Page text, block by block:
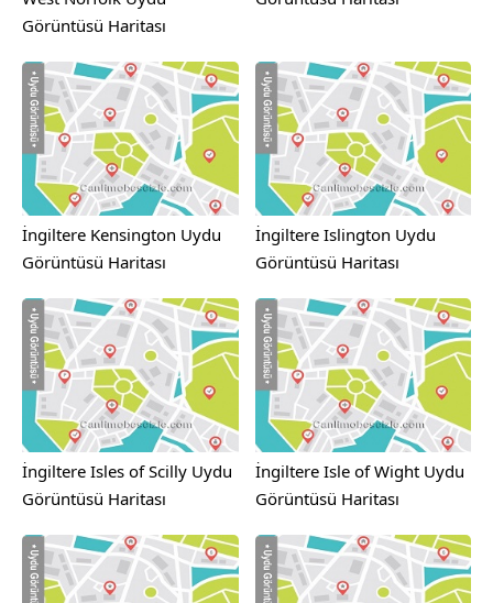
Görüntüsü Haritası
İngiltere Kensington Uydu
Görüntüsü Haritası
İngiltere Islington Uydu
Görüntüsü Haritası
İngiltere Isles of Scilly Uydu
Görüntüsü Haritası
İngiltere Isle of Wight Uydu
Görüntüsü Haritası